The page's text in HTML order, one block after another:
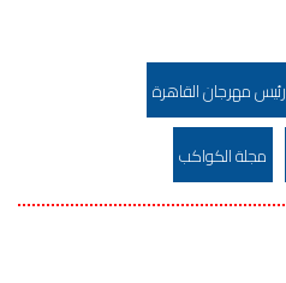
رئيس مهرجان القاهرة
مجلة الكواكب